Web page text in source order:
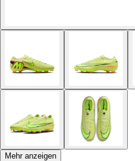
Mehr anzeigen